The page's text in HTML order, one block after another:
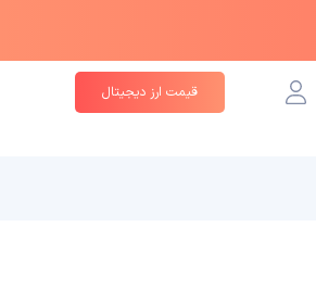
قیمت ارز دیجیتال